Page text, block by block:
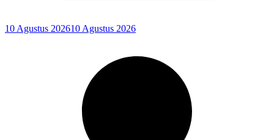
10 Agustus 202610 Agustus 2026